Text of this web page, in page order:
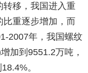
移，我国进入重
重逐步增加，而
2007年，我国螺纹
加到9551.2万吨，
。